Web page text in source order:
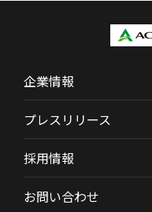
企業情報
プレスリリース
採用情報
お問い合わせ